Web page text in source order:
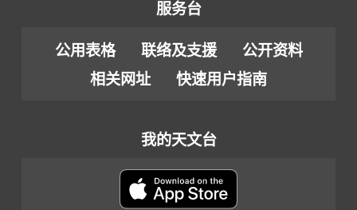
服务台
公用表格 联络及支援
公开资料
相关网址
快速用户指南
我的天文台